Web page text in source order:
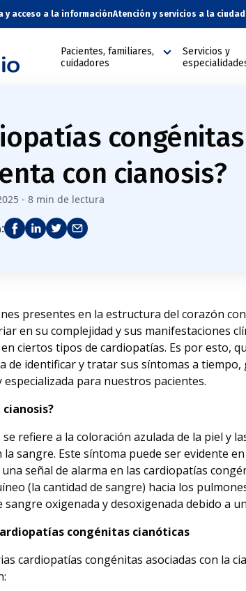
y acceso a la informaciónAtención y servicios a la
Pacientes, familiares,
cuidadores
Servicios y
con cianosis?
- 8 min de lectura
:
presentes en la estructura del corazón
en su complejidad y sus manifestaciones
ciertos tipos de cardiopatías. Es por esto,
de identificar y tratar sus síntomas a
para nuestros pacientes.
cianosis?
se refiere a la coloración azulada de la piel y
sangre. Este síntoma puede ser evidente
señal de alarma en las cardiopatías
(la cantidad de sangre) hacia los
sangre oxigenada y desoxigenada debido a
congénitas cianóticas
cardiopatías congénitas asociadas con la